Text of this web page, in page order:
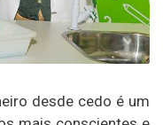
desde cedo é um